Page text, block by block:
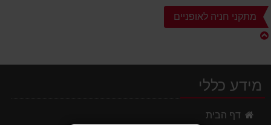
מתקני חניה לאופניים
מידע כללי
דף הבית